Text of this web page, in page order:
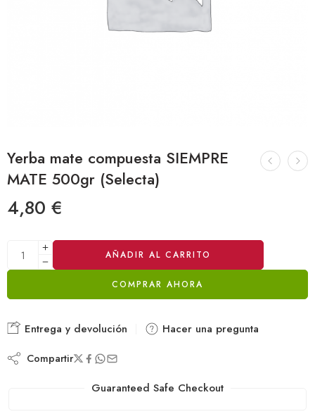
Yerba mate compuesta SIEMPRE
MATE 500gr (Selecta)
4,80 €
AÑADIR AL CARRITO
COMPRAR AHORA
Alternative:
Entrega y devolución Hacer una pregunta
Compartir
Guaranteed Safe Checkout